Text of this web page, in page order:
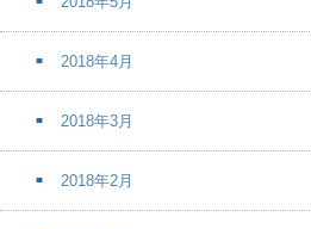
2018年4月
2018年3月
2018年2月